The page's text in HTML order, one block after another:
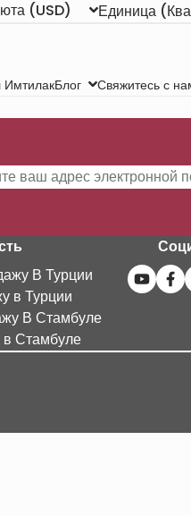
(USD) Единица
ИмтилакБлог Свяжитесь с
В Турции
в Турции
В Стамбуле
Стамбуле